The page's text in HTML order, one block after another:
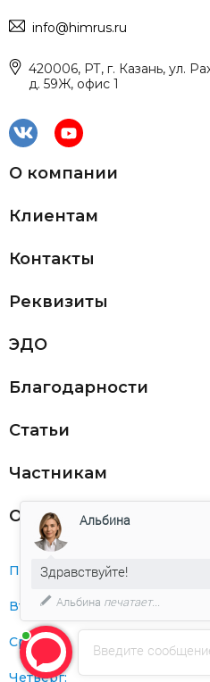
info@himrus.ru
420006, РТ, г. Казань, ул.
д. 59Ж, офис 1
О компании
Клиентам
Контакты
Реквизиты
ЭДО
Благодарности
Статьи
Частникам
Оферта
Понедельник:
Вторник:
Среда:
Четверг:
Введите
Альбина
Здравствуйте!
Альбина печатает...